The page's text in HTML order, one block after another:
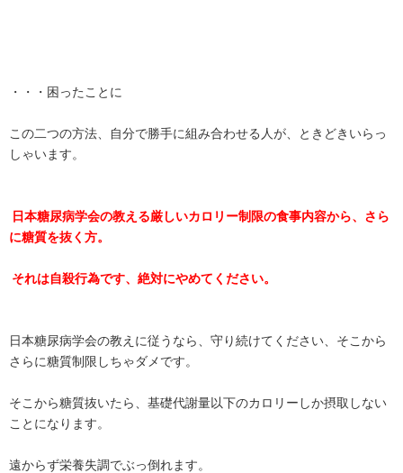
・・・困ったことに
この二つの方法、自分で勝手に組み合わせる人が、ときどきいらっ
しゃいます。
日本糖尿病学会の教える厳しいカロリー制限の食事内容から、さら
に糖質を抜く方。
それは自殺行為です、絶対にやめてください。
日本糖尿病学会の教えに従うなら、守り続けてください、そこから
さらに糖質制限しちゃダメです。
そこから糖質抜いたら、基礎代謝量以下のカロリーしか摂取しない
ことになります。
遠からず栄養失調でぶっ倒れます。